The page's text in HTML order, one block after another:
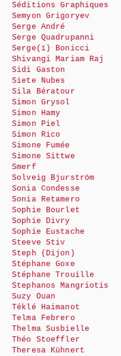
Séditions Graphiques
Semyon Grigoryev
Serge André
Serge Quadrupanni
Serge(ï) Bonicci
Shivangi Mariam Raj
Sidi Gaston
Siete Nubes
Sila Bératour
Simon Grysol
Simon Hamy
Simon Piel
Simon Rico
Simone Fumée
Simone Sittwe
Smerf
Solveig Bjurström
Sonia Condesse
Sonia Retamero
Sophie Bourlet
Sophie Divry
Sophie Eustache
Steeve Stiv
Steph (Dijon)
Stéphane Goxe
Stéphane Trouille
Stephanos Mangriotis
Suzy Ouan
Téklé Haimanot
Telma Febrero
Thelma Susbielle
Théo Stoeffler
Theresa Kühnert